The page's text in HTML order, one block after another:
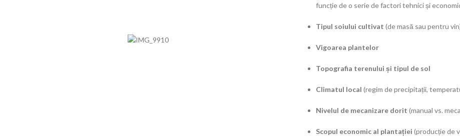
funcție de o serie de factori tehnici și
Tipul soiului cultivat (de masă sau pentru
Vigoarea plantelor
Topografia terenului și tipul de sol
Climatul local (regim de precipitații,
Nivelul de mecanizare dorit (manual vs.
Scopul economic al plantației (producție de